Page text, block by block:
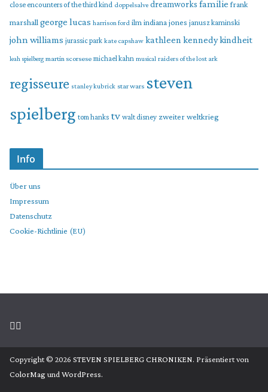
close encounters of the third kind doppelsalve dreamworks familie frank
marshall george lucas harrison ford ilm indiana jones janusz kaminski
john williams jurassic park kate capshaw kathleen kennedykindheit
leah spielberg martin scorsese michael kahn musical raiders of the lost ark
regisseure stanley kubrick star wars steven
spielberg tom hanks tv walt disney zweiter weltkrieg
Info
Über uns
Impressum
Datenschutz
Cookie-Richtlinie (EU)
Copyright © 2026 STEVEN SPIELBERG CHRONIKEN. Präsentiert von
ColorMagund WordPress.